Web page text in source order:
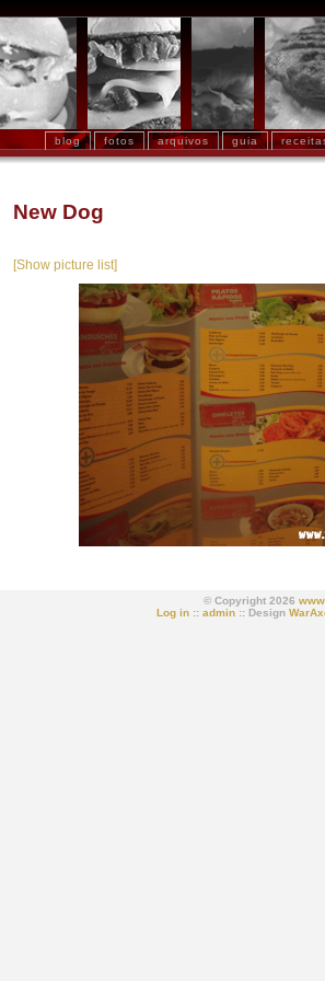
blog fotos arquivos guia
New Dog
[Show picture list]
© Copyright 2026
Log in:: admin:: Design